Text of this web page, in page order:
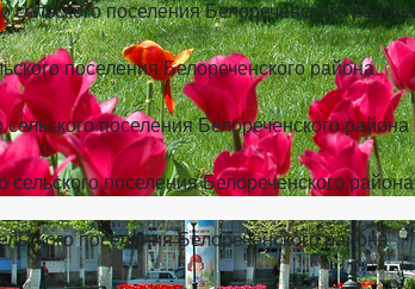
поселения Белореченского района
поселения Белореченского района
поселения Белореченского района
поселения Белореченского района
поселения Белореченского района